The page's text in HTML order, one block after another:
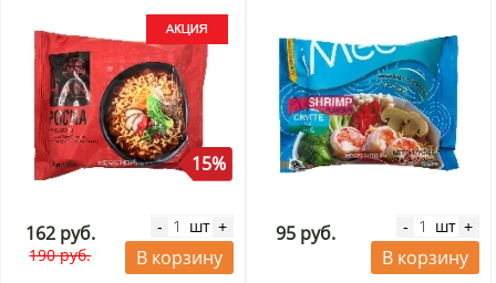
15%
162 руб.
190 руб.
- шт +
В корзину
95 руб. - шт +
В корзину